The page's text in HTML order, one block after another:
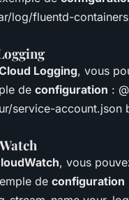
log/fluentd-
Logging, vous
de configuration :
service-
, vous
de configuration